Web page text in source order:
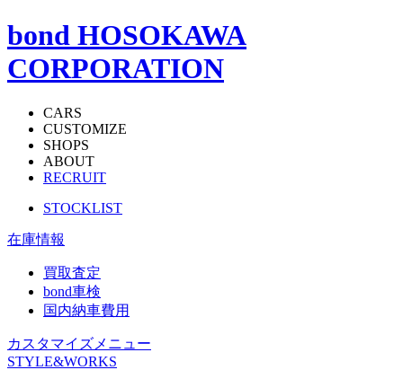
bond HOSOKAWA
CORPORATION
CARS
CUSTOMIZE
SHOPS
ABOUT
RECRUIT
STOCKLIST
在庫情報
買取査定
bond車検
国内納車費用
カスタマイズメニュー
STYLE&WORKS